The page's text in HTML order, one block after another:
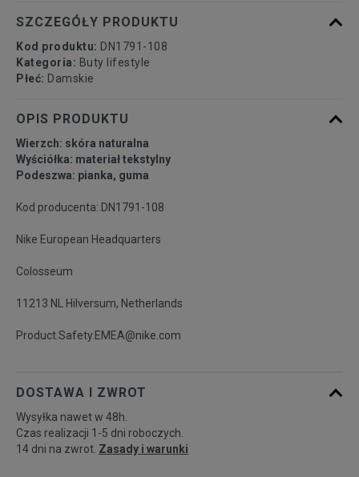
40 25,5 cm
40,5 26 cm
42 27 cm
43 28 cm
44,5 29 cm
SZCZEGÓŁY PRODUKTU
Kod produktu: DN1791-108
Kategoria: Buty lifestyle
Płeć: Damskie
OPIS PRODUKTU
Wierzch: skóra naturalna
Wyściółka: materiał tekstylny
Podeszwa: pianka, guma
Kod producenta: DN1791-108
Nike European Headquarters
Colosseum
11213 NL Hilversum, Netherlands
Product.Safety.EMEA@nike.com
DOSTAWA I ZWROT
Wysyłka nawet w 48h.
Czas realizacji 1-5 dni roboczych.
14 dni na zwrot. Zasady i warunki